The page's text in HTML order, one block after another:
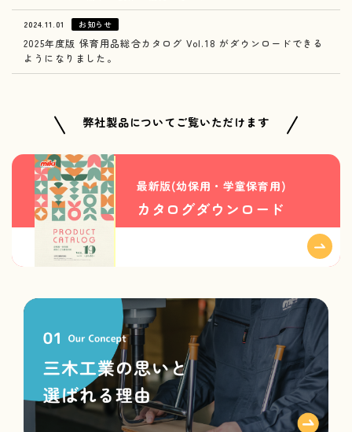
2024.11.01 お知らせ
2025年度版 保育用品総合カタログ Vol.18 がダウンロードできる
ようになりました。
弊社製品についてご覧いただけます
最新版(幼保用・学童保育用)
カタログダウンロード